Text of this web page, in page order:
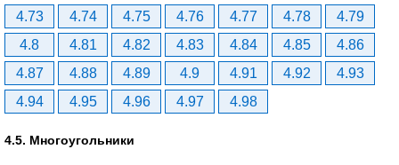
4.73 4.74 4.75 4.76 4.77 4.78
4.79
4.8
4.81 4.82 4.83 4.84 4.85
4.86
4.87
4.88 4.89 4.9 4.91 4.92
4.93
4.94
4.95 4.96 4.97 4.98
4.5. Многоугольники